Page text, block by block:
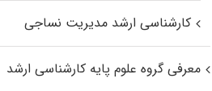
کارشناسی ارشد مدیریت نساجی
معرفی گروه علوم پایه کارشناسی ارشد